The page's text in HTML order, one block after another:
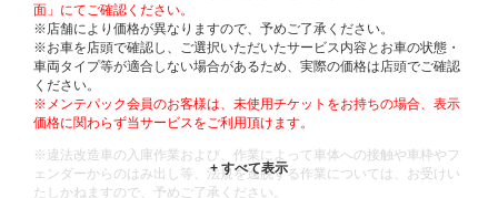
面」にてご確認ください。
※店舗により価格が異なりますので、予めご了承ください。
※お車を店頭で確認し、ご選択いただいたサービス内容とお車の状態・
車両タイプ等が適合しない場合があるため、実際の価格は店頭でご確認
ください。
※メンテパック会員のお客様は、未使用チケットをお持ちの場合、表示
価格に関わらず当サービスをご利用頂けます。
※違法改造車の入庫作業および、作業によって車体への接触や車枠やフ
ェンダーからのはみ出し等、法規を逸脱する作業については、お受けい
たしかねますので、予めご了承ください。